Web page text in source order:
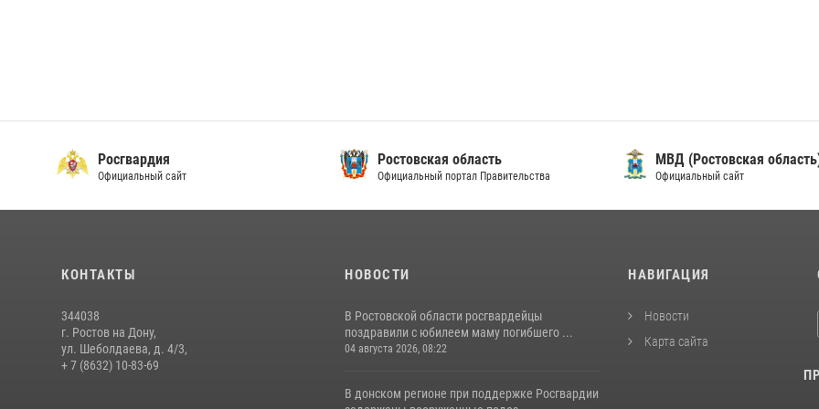
Росгвардия
Официальный сайт
Ростовская область
Официальный портал Правительства
МВД (Ростовская
Официальный сайт
КОНТАКТЫ
344038
г. Ростов на Дону,
ул. Шеболдаева, д. 4/3,
+ 7 (8632) 10-83-69
НОВОСТИ
В Ростовской области росгвардейцы
поздравили с юбилеем маму погибшего ...
04 августа 2026, 08:22
В донском регионе при поддержке Росгвардии
НАВИГАЦИЯ
Новости
Карта сайта